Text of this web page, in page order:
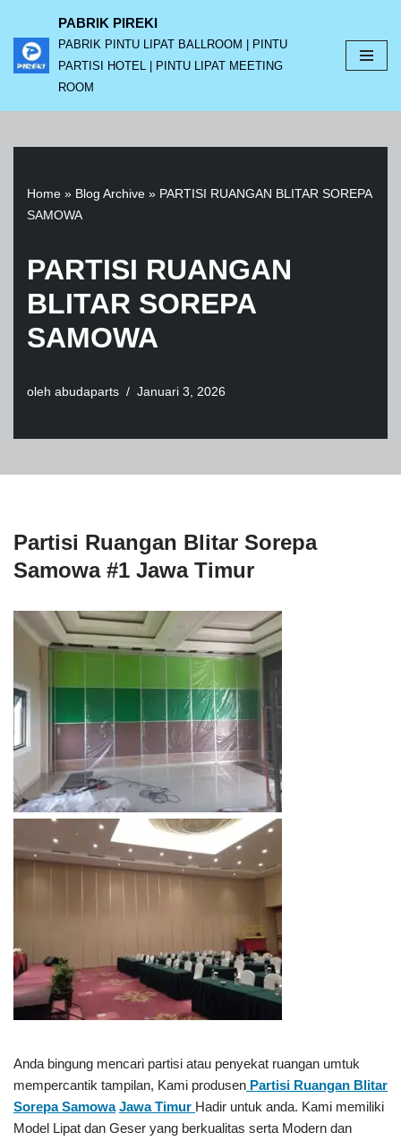
Lompat
ke
PABRIK PIREKI
PABRIK PINTU LIPAT BALLROOM | PINTU
PARTISI HOTEL | PINTU LIPAT MEETING
ROOM
Home » Blog Archive » PARTISI RUANGAN BLITAR SOREPA
SAMOWA
PARTISI RUANGAN
BLITAR SOREPA
SAMOWA
oleh abudaparts Januari 3, 2026
Partisi Ruangan Blitar Sorepa
Samowa #1 Jawa Timur
Anda bingung mencari partisi atau penyekat ruangan umtuk
mempercantik tampilan, Kami produsen Partisi Ruangan Blitar
Sorepa Samowa Jawa Timur Hadir untuk anda. Kami memiliki
Model Lipat dan Geser yang berkualitas serta Modern dan